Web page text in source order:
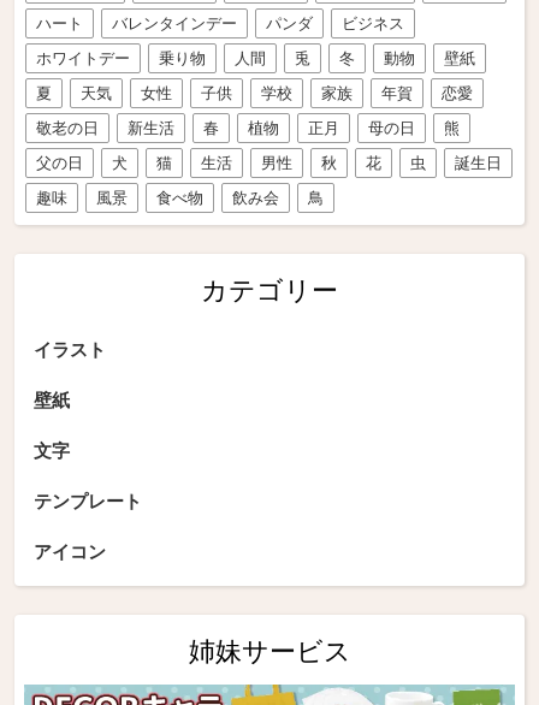
ハート
バレンタインデー パンダ
ビジネス
ホワイトデー
乗り物 人間 兎 冬 動物
壁紙
夏
天気 女性 子供 学校 家族 年賀
恋愛
敬老の日
新生活 春 植物 正月 母の日
熊
父の日
犬 猫 生活 男性 秋 花 虫
誕生日
趣味
風景 食べ物 飲み会 鳥
カテゴリー
イラスト
壁紙
文字
テンプレート
アイコン
姉妹サービス